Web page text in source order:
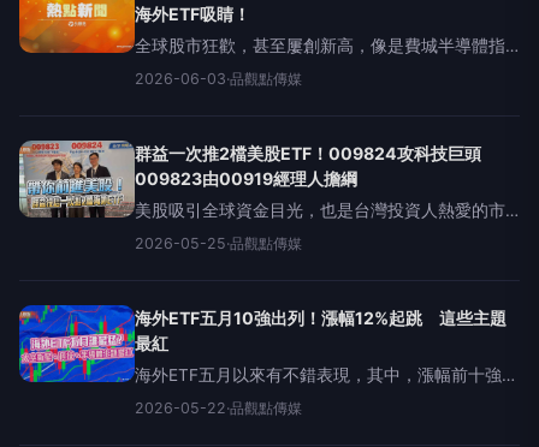
海外ETF吸睛！
全球股市狂歡，甚至屢創新高，像是費城半導體指
數昨天改寫新高，日經指數今天也改寫新紀錄，首
數，集中於亞洲AI供應鏈及美國科技股。展望後
市，法人圈依舊樂觀
2026-06-03·品觀點傳媒
群益一次推2檔美股ETF！009824攻科技巨頭
009823由00919經理人擔綱
美股吸引全球資金目光，也是台灣投資人熱愛的市
場之一，群益投信順勢一次推出2檔美股ETF，也就
ETF(009824)，無論是投資市值型，或是
2026-05-25·品觀點傳媒
海外ETF五月10強出列！漲幅12%起跳 這些主題
最紅
海外ETF五月以來有不錯表現，其中，漲幅前十強至
少12％起跳，主要是以太空衛星、科技、半導體、
2026-05-22·品觀點傳媒